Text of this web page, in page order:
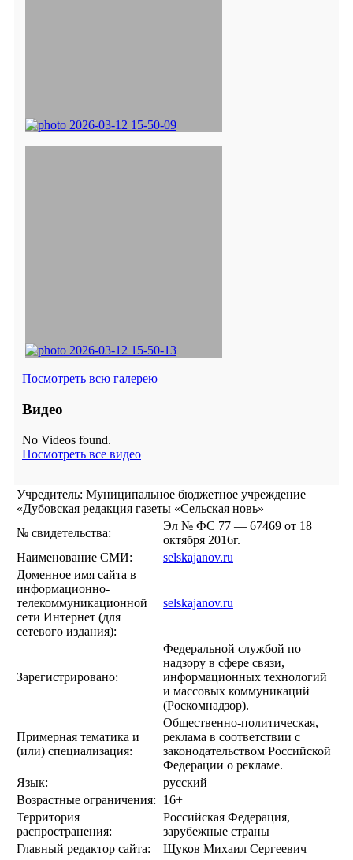
Посмотреть всю галерею
Видео
No Videos found.
Посмотреть все видео
Учредитель: Муниципальное бюджетное учреждение
«Дубовская редакция газеты «Сельская новь»
№ свидетельства:
Эл № ФС 77 — 67469 от 18
октября 2016г.
Наименование СМИ:
selskajanov.ru
Доменное имя сайта в
информационно-
телекоммуникационной
сети Интернет (для
сетевого издания):
selskajanov.ru
Зарегистрировано:
Федеральной службой по
надзору в сфере связи,
информационных технологий
и массовых коммуникаций
(Роскомнадзор).
Примерная тематика и
(или) специализация:
Общественно-политическая,
реклама в соответствии с
законодательством Российской
Федерации о рекламе.
Язык:
русский
Возрастные ограничения:
16+
Территория
распространения:
Российская Федерация,
зарубежные страны
Главный редактор сайта:
Щуков Михаил Сергеевич